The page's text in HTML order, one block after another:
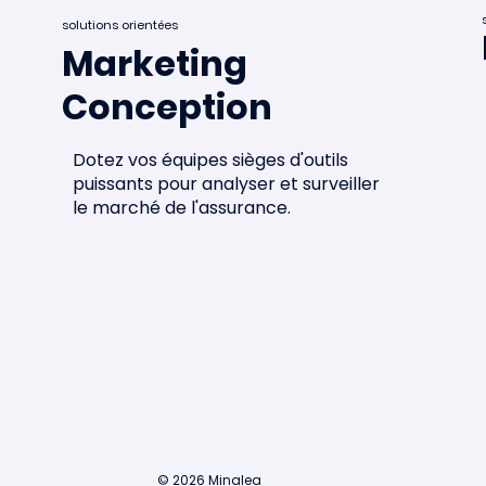
Minalea dans le mapping des
Dotez vos équipes sièges d'outils
puissants pour analyser et surveiller
le marché de l'assurance.
solutions orientées
Marketing
Conception
© 2026 Minalea